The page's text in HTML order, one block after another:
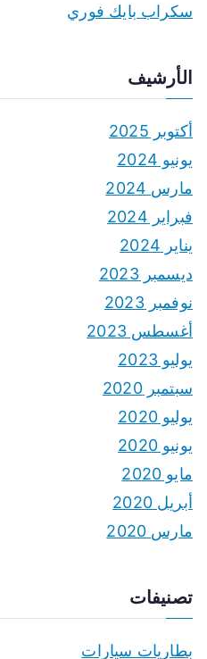
سكراب بايك فوري
الأرشيف
أكتوبر 2025
يونيو 2024
مارس 2024
فبراير 2024
يناير 2024
ديسمبر 2023
نوفمبر 2023
أغسطس 2023
يوليو 2023
سبتمبر 2020
يوليو 2020
يونيو 2020
مايو 2020
أبريل 2020
مارس 2020
تصنيفات
بطاريات سيارات